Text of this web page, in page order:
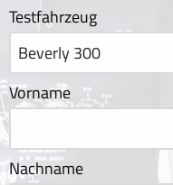
Testfahrzeug
Vorname
Nachname